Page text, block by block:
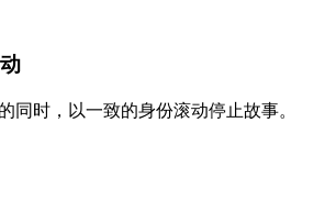
同时，以一致的身份滚动停止故事。